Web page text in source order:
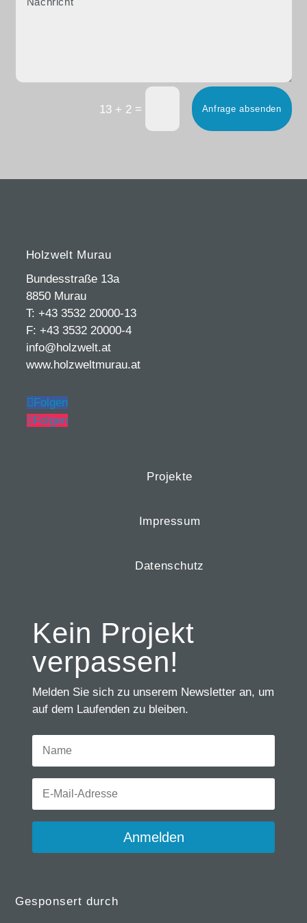
13 + 2 = Anfrage absenden
Holzwelt Murau
Bundesstraße 13a
8850 Murau
T: +43 3532 20000-13
F: +43 3532 20000-4
info@holzwelt.at
www.holzweltmurau.at
Folgen
Folgen
Projekte
Impressum
Datenschutz
Kein Projekt
verpassen!
Melden Sie sich zu unserem Newsletter an, um
auf dem Laufenden zu bleiben.
Anmelden
Gesponsert durch